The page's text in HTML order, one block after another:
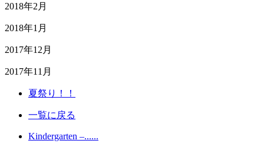
2018年2月
2018年1月
2017年12月
2017年11月
夏祭り！！
一覧に戻る
Kindergarten –......